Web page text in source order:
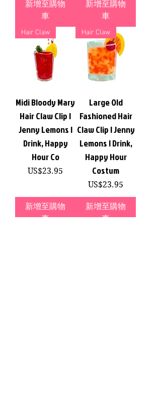
新增至購物
車
新增至購物
車
Hair Claw
Midi Bloody Mary
Hair Claw Clip |
Jenny Lemons |
Drink, Happy
Hour Co
價格
US$23.95
新增至購物
車
Hair Claw
Large Old
Fashioned Hair
Claw Clip | Jenny
Lemons | Drink,
Happy Hour
Costum
價格
US$23.95
新增至購物
車